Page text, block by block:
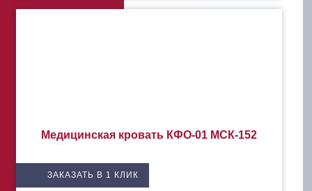
Медицинская кровать КФО-01 МСК-152
ЗАКАЗАТЬ В 1 КЛИК